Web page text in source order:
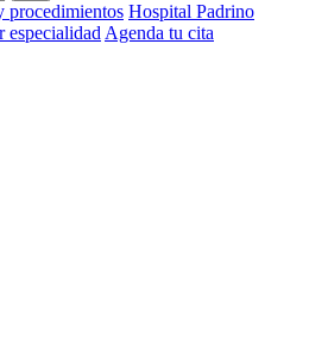
procedimientos Hospital Padrino
especialidad Agenda tu cita